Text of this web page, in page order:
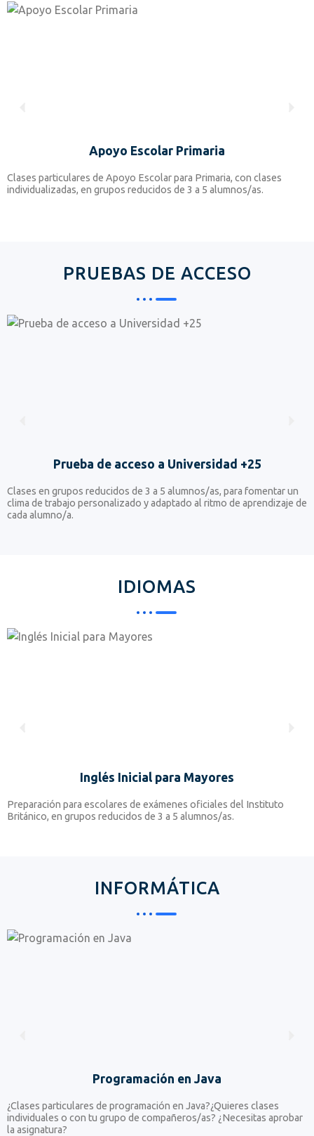
Apoyo Escolar Primaria
Clases particulares de Apoyo Escolar para Primaria, con clases
individualizadas, en grupos reducidos de 3 a 5 alumnos/as.
PRUEBAS DE ACCESO
Prueba de acceso a Universidad +25
Clases en grupos reducidos de 3 a 5 alumnos/as, para fomentar un
clima de trabajo personalizado y adaptado al ritmo de aprendizaje de
cada alumno/a.
IDIOMAS
Inglés Inicial para Mayores
Preparación para escolares de exámenes oficiales del Instituto
Británico, en grupos reducidos de 3 a 5 alumnos/as.
INFORMÁTICA
Programación en Java
¿Clases particulares de programación en Java?¿Quieres clases
individuales o con tu grupo de compañeros/as? ¿Necesitas aprobar
la asignatura?